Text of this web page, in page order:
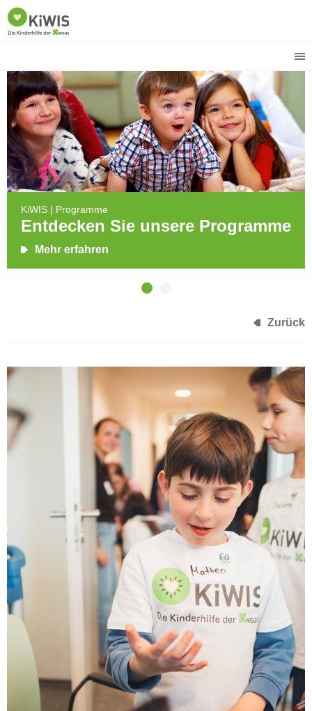
KiWIS | Programme
Entdecken Sie unsere Programme
Mehr erfahren
Zurück